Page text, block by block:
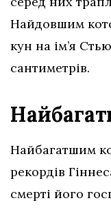
Найдовшим
кун на ім’я
сантиметрів.
Найбагатшим
рекордів
смерті його